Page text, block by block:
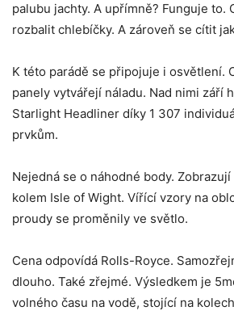
palubu jachty. A upřímně? Funguje to.
rozbalit chlebíčky. A zároveň se cítit
K této parádě se připojuje i osvětlení.
panely vytvářejí náladu. Nad nimi září
Starlight Headliner díky 1 307
prvkům.
Nejedná se o náhodné body.
kolem Isle of Wight. Vířící vzory na
proudy se proměnily ve světlo.
Cena odpovídá Rolls-Royce.
dlouho. Také zřejmé. Výsledkem je
volného času na vodě, stojící na